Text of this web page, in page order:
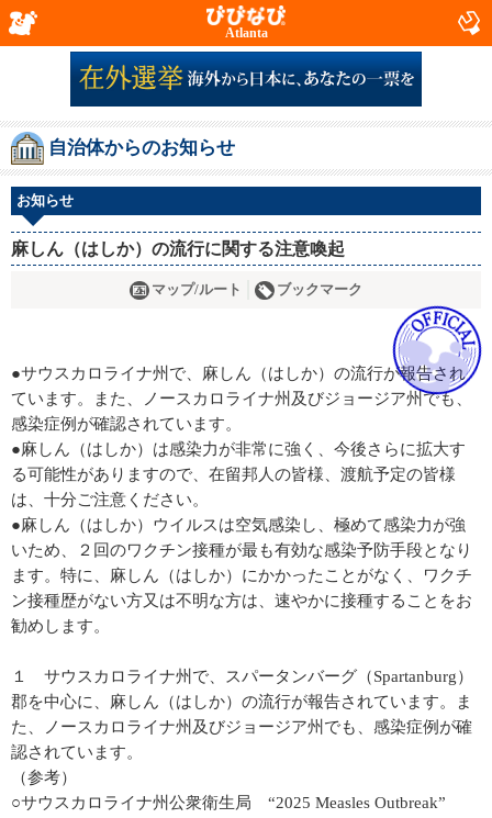
Atlanta
自治体からのお知らせ
お知らせ
麻しん（はしか）の流行に関する注意喚起
マップ/ルート ブックマーク
●サウスカロライナ州で、麻しん（はしか）の流行が報告され
ています。また、ノースカロライナ州及びジョージア州でも、
感染症例が確認されています。
●麻しん（はしか）は感染力が非常に強く、今後さらに拡大す
る可能性がありますので、在留邦人の皆様、渡航予定の皆様
は、十分ご注意ください。
●麻しん（はしか）ウイルスは空気感染し、極めて感染力が強
いため、２回のワクチン接種が最も有効な感染予防手段となり
ます。特に、麻しん（はしか）にかかったことがなく、ワクチ
ン接種歴がない方又は不明な方は、速やかに接種することをお
勧めします。
１ サウスカロライナ州で、スパータンバーグ（Spartanburg）
郡を中心に、麻しん（はしか）の流行が報告されています。ま
た、ノースカロライナ州及びジョージア州でも、感染症例が確
認されています。
（参考）
○サウスカロライナ州公衆衛生局 “2025 Measles Outbreak”